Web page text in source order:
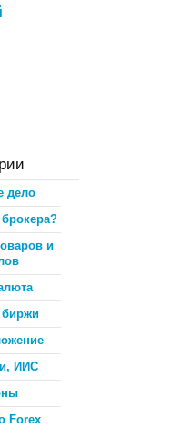
дело
и
ИИС
Forex